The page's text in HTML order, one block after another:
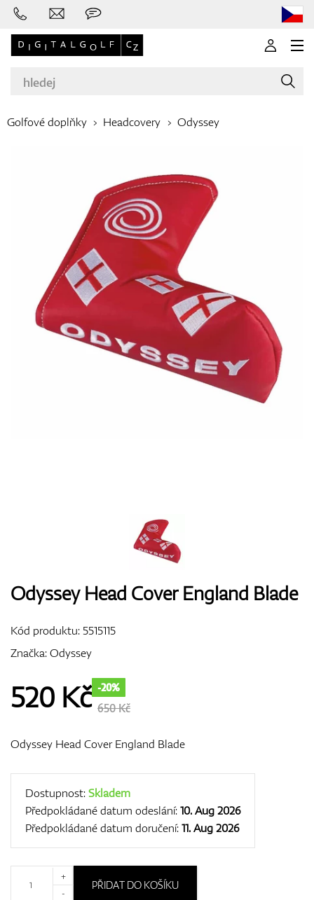
Golfové hole
Oblečení
Boty
Bagy
GPS/Dálkoměry
Doplňky
Dárkové poukazy
Golfové doplňky Headcovery Odyssey
Odyssey Head Cover England Blade
Kód produktu:5515115
Značka:Odyssey
520 Kč -20%
650 Kč
Odyssey Head Cover England Blade
Dostupnost:Skladem
Předpokládané datum odeslání:10. Aug 2026
Předpokládané datum doručení:11. Aug 2026
+
-
PŘIDAT DO KOŠÍKU